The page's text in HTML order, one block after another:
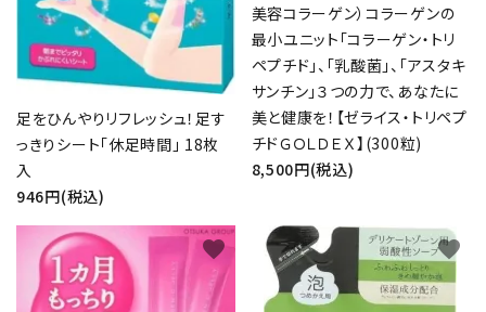
足をひんやりリフレッシュ！足す
っきりシート「休足時間」 18枚
入
946円(税込)
美容コラーゲン）コラーゲンの
最小ユニット「コラーゲン・トリ
ペプチド」、「乳酸菌」、「アスタキ
サンチン」３つの力で、あなたに
美と健康を！【ゼライス・トリペプ
チドＧＯＬＤＥＸ】(300粒)
8,500円(税込)
favorite favorite